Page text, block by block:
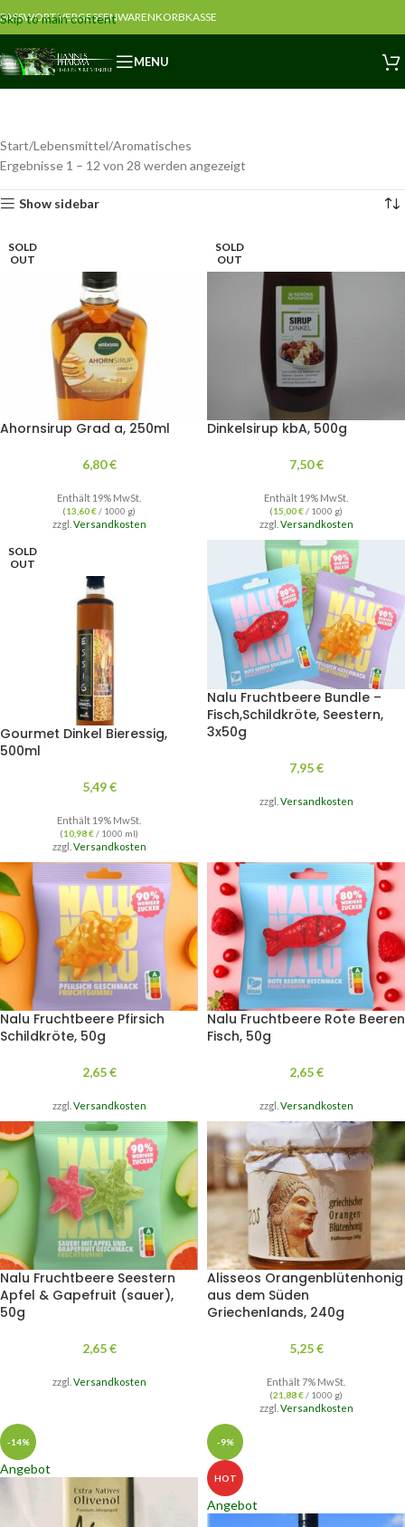
Skip to main content
PASSWORT VERGESSENWARENKORBKASSE
MENU
Start Lebensmittel Aromatisches
Ergebnisse 1 – 12 von 28 werden angezeigt
Show sidebar
SOLD
OUT
Ahornsirup Grad a, 250ml
6,80€
Enthält 19% MwSt.
(13,60€/ 1000 g)
zzgl. Versandkosten
SOLD
OUT
Dinkelsirup kbA, 500g
7,50€
Enthält 19% MwSt.
(15,00€/ 1000 g)
zzgl. Versandkosten
SOLD
OUT
Gourmet Dinkel Bieressig,
500ml
5,49€
Enthält 19% MwSt.
(10,98€/ 1000 ml)
zzgl. Versandkosten
Nalu Fruchtbeere Bundle –
Fisch,Schildkröte, Seestern,
3x50g
7,95€
zzgl. Versandkosten
Nalu Fruchtbeere Pfirsich
Schildkröte, 50g
2,65€
zzgl. Versandkosten
Nalu Fruchtbeere Rote Beeren
Fisch, 50g
2,65€
zzgl. Versandkosten
Nalu Fruchtbeere Seestern
Apfel & Gapefruit (sauer),
50g
2,65€
zzgl. Versandkosten
Alisseos Orangenblütenhonig
aus dem Süden
Griechenlands, 240g
5,25€
Enthält 7% MwSt.
(21,88€/ 1000 g)
zzgl. Versandkosten
-14%
Angebot
-9%
HOT
Angebot